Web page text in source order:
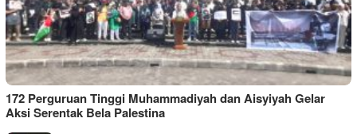
172 Perguruan Tinggi Muhammadiyah dan Aisyiyah Gelar
Aksi Serentak Bela Palestina